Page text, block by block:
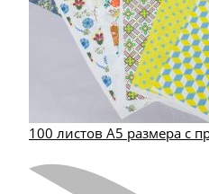
100 листов А5 размера с